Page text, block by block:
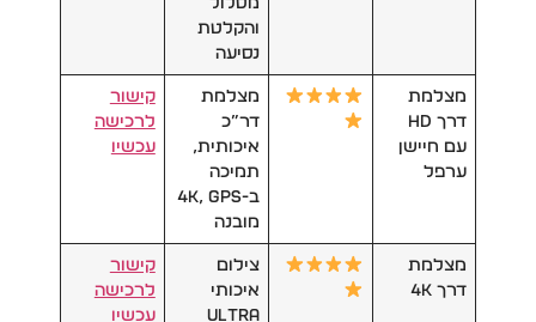
והקלטת
נסיעה
מצלמת
דרך HD
עם חיישן
ערפל
מצלמת
דר”כ
איכותית,
תמיכה
ב-4K, GPS
מובנה
קישור
לרכישה
עכשיו
מצלמת
דרך 4K
צילום
איכותי
Ultra
קישור
לרכישה
עכשיו